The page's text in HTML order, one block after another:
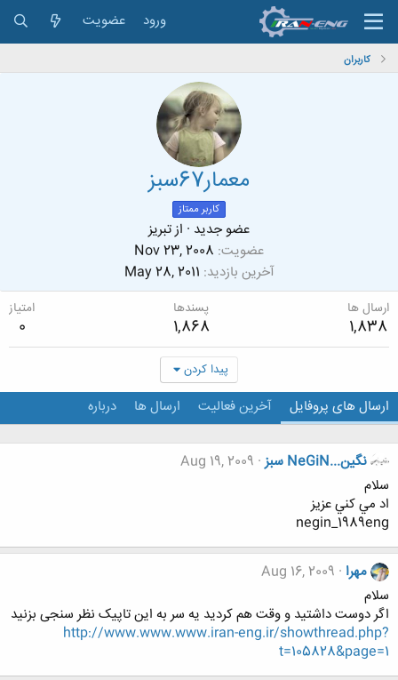
ورود عضویت
کاربران
معمار67سبز
کاربر ممتاز
عضو جدید · ازتبریز
عضویت Nov 23, 2008
آخرین بازدید May 28, 2011
ارسال ها
1,838
پسندها
1,868
امتیاز
0
پیدا کردن
ارسال های پروفایل آخرین فعالیت ارسال ها درباره
نگين...NeGiN سبز
Aug 19, 2009
سلام
اد مي كني عزيز
negin_1989eng
مهرا Aug 16, 2009
سلام
اگر دوست داشتید و وقت هم کردید یه سر به این تاپیک نظر سنجی بزنید
http://www.www.www.iran-eng.ir/showthread.php?
t=105828&page=1